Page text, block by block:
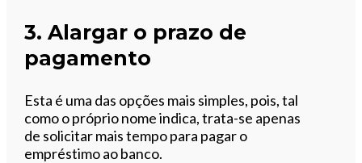
3. Alargar o prazo de
pagamento
Esta é uma das opções mais simples, pois, tal
como o próprio nome indica, trata-se apenas
de solicitar mais tempo para pagar o
empréstimo ao banco.